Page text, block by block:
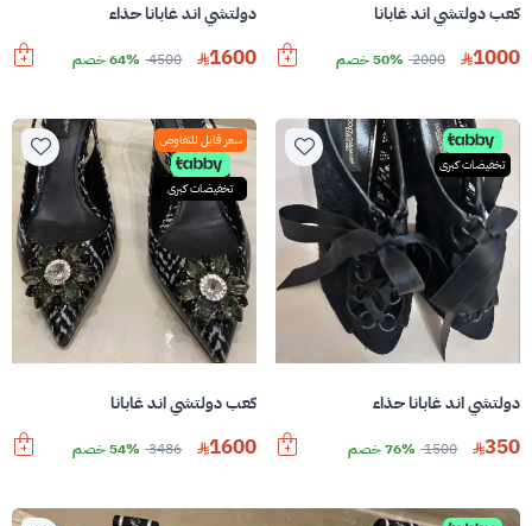
كعب دولتشي اند غابانا
1000
2000 50% خصم
دولتشي اند غابانا حذاء
1600
4500 64% خصم
تخفيضات كبرى
دولتشي اند غابانا حذاء
350
1500 76% خصم
سعر قابل للتفاوض
تخفيضات كبرى
كعب دولتشي اند غابانا
1600
3486 54% خصم